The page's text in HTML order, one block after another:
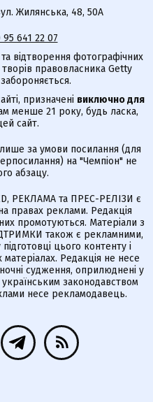
Жилянська, 48, 50А
95 641 22 07
відтворення фотографічних
творів правовласника Getty
призначені виключно для
менше 21 року, будь ласка,
сайт.
за умови посилання (для
на "Чемпіон" не
абзацу.
РЕКЛАМА та ПРЕС-РЕЛІЗИ є
правах реклами. Редакція
промотуються. Матеріали з
також є рекламними,
цього контенту і
Редакція не несе
судження, оприлюднені у
законодавством
несе рекламодавець.